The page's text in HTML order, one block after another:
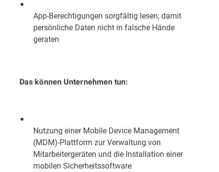
App-Berechtigungen sorgfältig lesen, damit
persönliche Daten nicht in falsche Hände
geraten
Das können Unternehmen tun:
Nutzung einer Mobile Device Management
(MDM)-Plattform zur Verwaltung von
Mitarbeitergeräten und die Installation einer
mobilen Sicherheitssoftware